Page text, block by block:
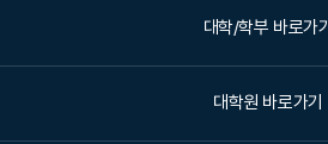
대학/학부 바로가기
대학원 바로가기